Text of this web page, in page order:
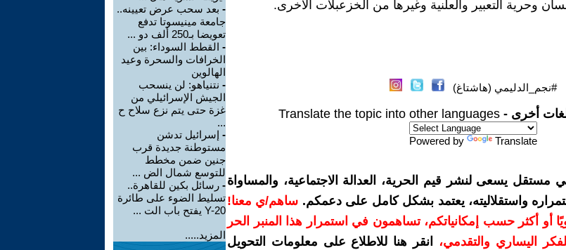
وحرية التعبير والعلنية وغيرها من الخزعبلات الاخرى.
#نجم_الدليمي (هاشتاغ)
أخرى - Translate the topic into other languages
Powered by Translate
يسعى لنشر قيم الحرية، العدالة الاجتماعية، والمساواة
واستقلاليته، يعتمد بشكل كامل على دعمكم. ساهم/ي معنا!
دولارات سنويًا أو أكثر حسب إمكانياتكم، تساهمون في استمرار هذا المنبر الحر
اليساري والتقدمي،
انقر هنا للاطلاع على معلومات التحويل
- بعد سحب عرض تعيينه..
جامعة مينيسوتا تدفع
تعويضا بـ250 ألف دو ...
- القطط السوداء: بين
الخرافات والسحرة وعيد
الهالوين
- نتنياهو: لن ينسحب
الجيش الإسرائيلي من
غزة حتى يتم نزع سلاح ح
...
- إسرائيل تدشن
مستوطنة جديدة قرب
جنين ضمن مخطط
للتوسع شمال الض ...
- رسائل بكين للقاهرة..
تسليط الضوء على طائرة
Y-20 يفتح باب الت ...
المزيد.....